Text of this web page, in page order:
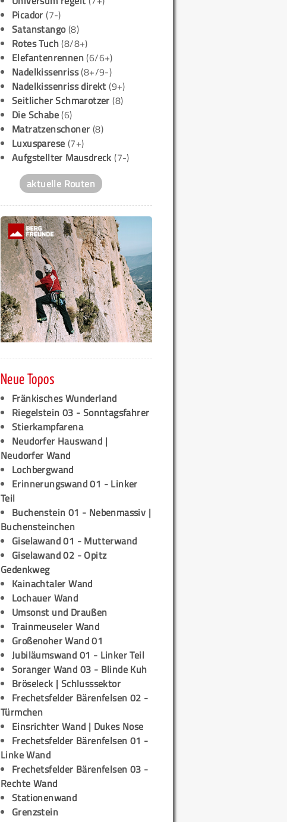
Picador (7-)
Satanstango(8)
Rotes Tuch(8/8+)
Elefantenrennen(6/6+)
Nadelkissenriss(8+/9-)
Nadelkissenriss direkt (9+)
Seitlicher Schmarotzer (8)
Die Schabe(6)
Matratzenschoner (8)
Luxusparese (7+)
Aufgstellter Mausdreck (7-)
aktuelle Routen
Neue Topos
Fränkisches Wunderland
Riegelstein 03 - Sonntagsfahrer
Stierkampfarena
Neudorfer Hauswand |
Neudorfer Wand
Lochbergwand
Erinnerungswand 01 - Linker
Teil
Buchenstein 01 - Nebenmassiv |
Buchensteinchen
Giselawand 01 - Mutterwand
Giselawand 02 - Opitz
Gedenkweg
Kainachtaler Wand
Lochauer Wand
Umsonst und Draußen
Trainmeuseler Wand
Großenoher Wand 01
Jubiläumswand 01 - Linker Teil
Soranger Wand 03 - Blinde Kuh
Bröseleck | Schlusssektor
Frechetsfelder Bärenfelsen 02 -
Türmchen
Einsrichter Wand | Dukes Nose
Frechetsfelder Bärenfelsen 01 -
Linke Wand
Frechetsfelder Bärenfelsen 03 -
Rechte Wand
Stationenwand
Grenzstein